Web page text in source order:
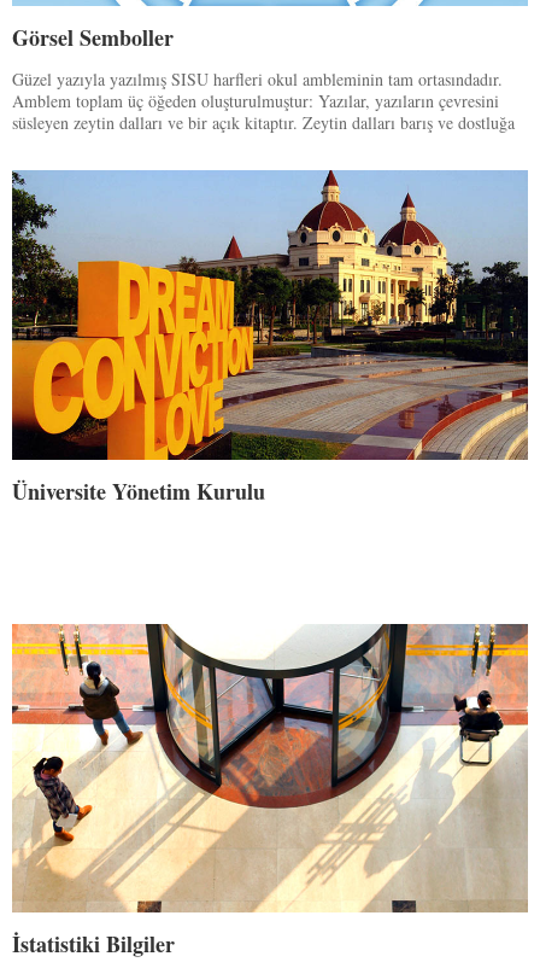
Görsel Semboller
Güzel yazıyla yazılmış SISU harfleri okul ambleminin tam ortasındadır.
Amblem toplam üç öğeden oluşturulmuştur: Yazılar, yazıların çevresini
süsleyen zeytin dalları ve bir açık kitaptır. Zeytin dalları barış ve dostluğa
etmektedir.
Üniversite Yönetim Kurulu
İstatistiki Bilgiler